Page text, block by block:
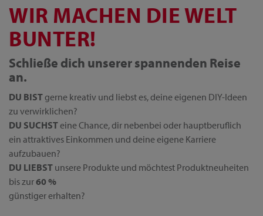
WIR MACHEN DIE WELT
BUNTER!
Schließe dich unserer spannenden Reise
an.
DU BISTgerne kreativ und liebst es, deine eigenen DIY-Ideen
zu verwirklichen?
DU SUCHSTeine Chance, dir nebenbei oder hauptberuflich
ein attraktives Einkommen und deine eigene Karriere
aufzubauen?
DU LIEBST unsere Produkte und möchtest Produktneuheiten
bis zur60 %
günstiger erhalten?